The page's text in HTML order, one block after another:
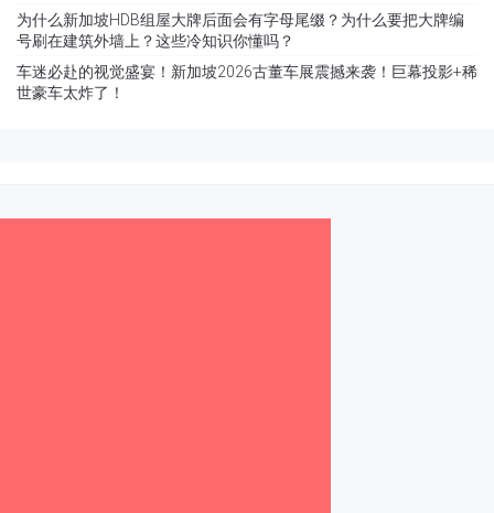
为什么新加坡HDB组屋大牌后面会有字母尾缀？为什么要把大牌编
号刷在建筑外墙上？这些冷知识你懂吗？
车迷必赴的视觉盛宴！新加坡2026古董车展震撼来袭！巨幕投影+稀
世豪车太炸了！